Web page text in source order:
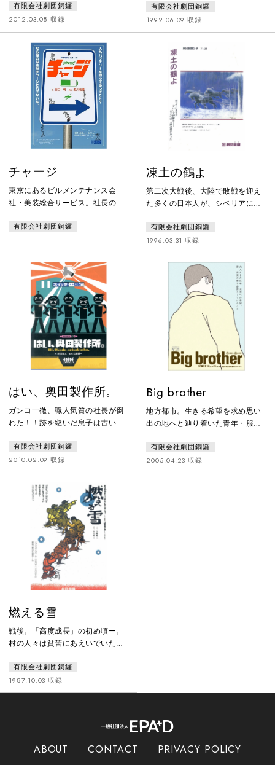
に制圧されたアフガニスタン・カ
ブール。女性は仕事を追われ、家
の中にいなければならなくなっ
た。女の子は学校にも行けなくな
り、外出には男性同伴で少女は大
きなスカーフを、おとなの女性は
ブルカをかぶらなければならな
い。 そんな中、父をタリバンに
連れ去られた少女パヴァーナは家
族のために少年として市場に出か
ける。少女だと
有限会社劇団銅鑼
2012.03.08 収録
戦の勃発である。ソ連も素早く介
入し、ポーランドは二分される。
そして、その頃のポーランドには
ユダヤ人のヤンクル家とメンデル
家の人達はナチスの手から危機一
髪逃れることができ、ユダヤ人難
民救援委員会のメンバーであるデ
ビットの助けでリトアニアの首都
カウナスのアパートに潜むことが
有限会社劇団銅鑼
1992.06.09 収録
チャージ
東京にあるビルメンテナンス会
社・美装総合サービス。社長の紘
ザーの美鶴、22歳の健太らはビル
事をしている。そんなある日、越
田と遥が新型コードレス掃除機の
営業にやってくる、いいことづく
めのこの掃除機。従業員の負担が
少しでも減れば…と紘子は一台お
試し購入することに。ところがそ
の実態は真っ赤なウソだっ
た！！！
有限会社劇団銅鑼
凍土の鶴よ
第二次大戦後、大陸で敗戦を迎え
た多くの日本人が、シベリアに抑
がその厳しい冬を越えられず、帰
らぬ人となった。ひたすら”帰還
（ダモイ）”を待ち続け、その日を
信じて生き延びようとする人々。
そんな中でも日本人とロシア人と
の心温まる交流もあった・・・
有限会社劇団銅鑼
1996.03.31 収録
はい、奥田製作所。
ガンコ一徹、職人気質の社長が倒
れた！！跡を継いだ息子は古い体
言！！が、従業員とのミゾは深ま
るばかり。働けど働けど報われな
い毎日。リーマンショック後の東
京は大田区の町工場を舞台に、じ
いちゃん、ばあちゃん、父ちゃ
ん、母ちゃん、若者たちが大バト
ル。工場のおやこ三代を軸に様々
な価値観がぶつかり合って、見え
てきたものは・・・・・？
有限会社劇団銅鑼
2010.02.09 収録
Big brother
地方都市。生きる希望を求め思い
出の地へと辿り着いた青年・服部
映画館は廃墟となり、街には行く
あてのない孤児たちがいた。昭和
24年1月GHQの提唱のもと、新少
有限会社劇団銅鑼
2005.04.23 収録
燃える雪
戦後。「高度成長」の初め頃ー。
村の人々は貧苦にあえいでいた。
ながらにコロコロ死んでゆく。雪
深い山奥の村。医師に給料が払え
ない。「国保」係の高野は村を歩
村の恐ろしさを知っているのは誰
は金を払えない。八方ふさがりの
有限会社劇団銅鑼
1987.10.03 収録
ABOUT CONTACT PRIVACY POLICY